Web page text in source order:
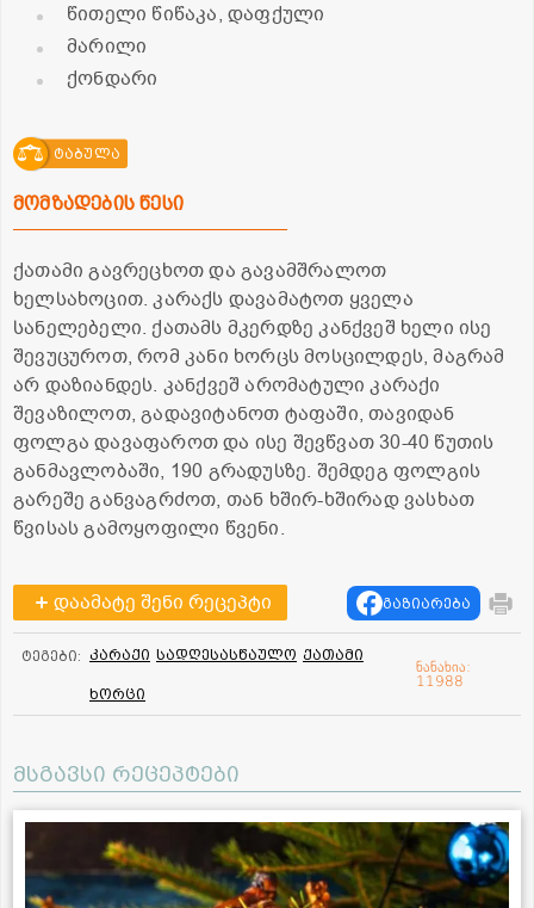
წითელი წიწაკა, დაფქული
მარილი
ქონდარი
ტაბულა
მომზადების წესი
ქათამი გავრეცხოთ და გავამშრალოთ
ხელსახოცით. კარაქს დავამატოთ ყველა
სანელებელი. ქათამს მკერდზე კანქვეშ ხელი ისე
შევუცუროთ, რომ კანი ხორცს მოსცილდეს, მაგრამ
არ დაზიანდეს. კანქვეშ არომატული კარაქი
შევაზილოთ, გადავიტანოთ ტაფაში, თავიდან
ფოლგა დავაფაროთ და ისე შევწვათ 30-40 წუთის
განმავლობაში, 190 გრადუსზე. შემდეგ ფოლგის
გარეშე განვაგრძოთ, თან ხშირ-ხშირად ვასხათ
წვისას გამოყოფილი წვენი.
დაამატე შენი რეცეპტი გაზიარება
ტეგები: კარაქი სადღესასწაულო ქათამი
ხორცი
ნანახია:
11988
მსგავსი რეცეპტები